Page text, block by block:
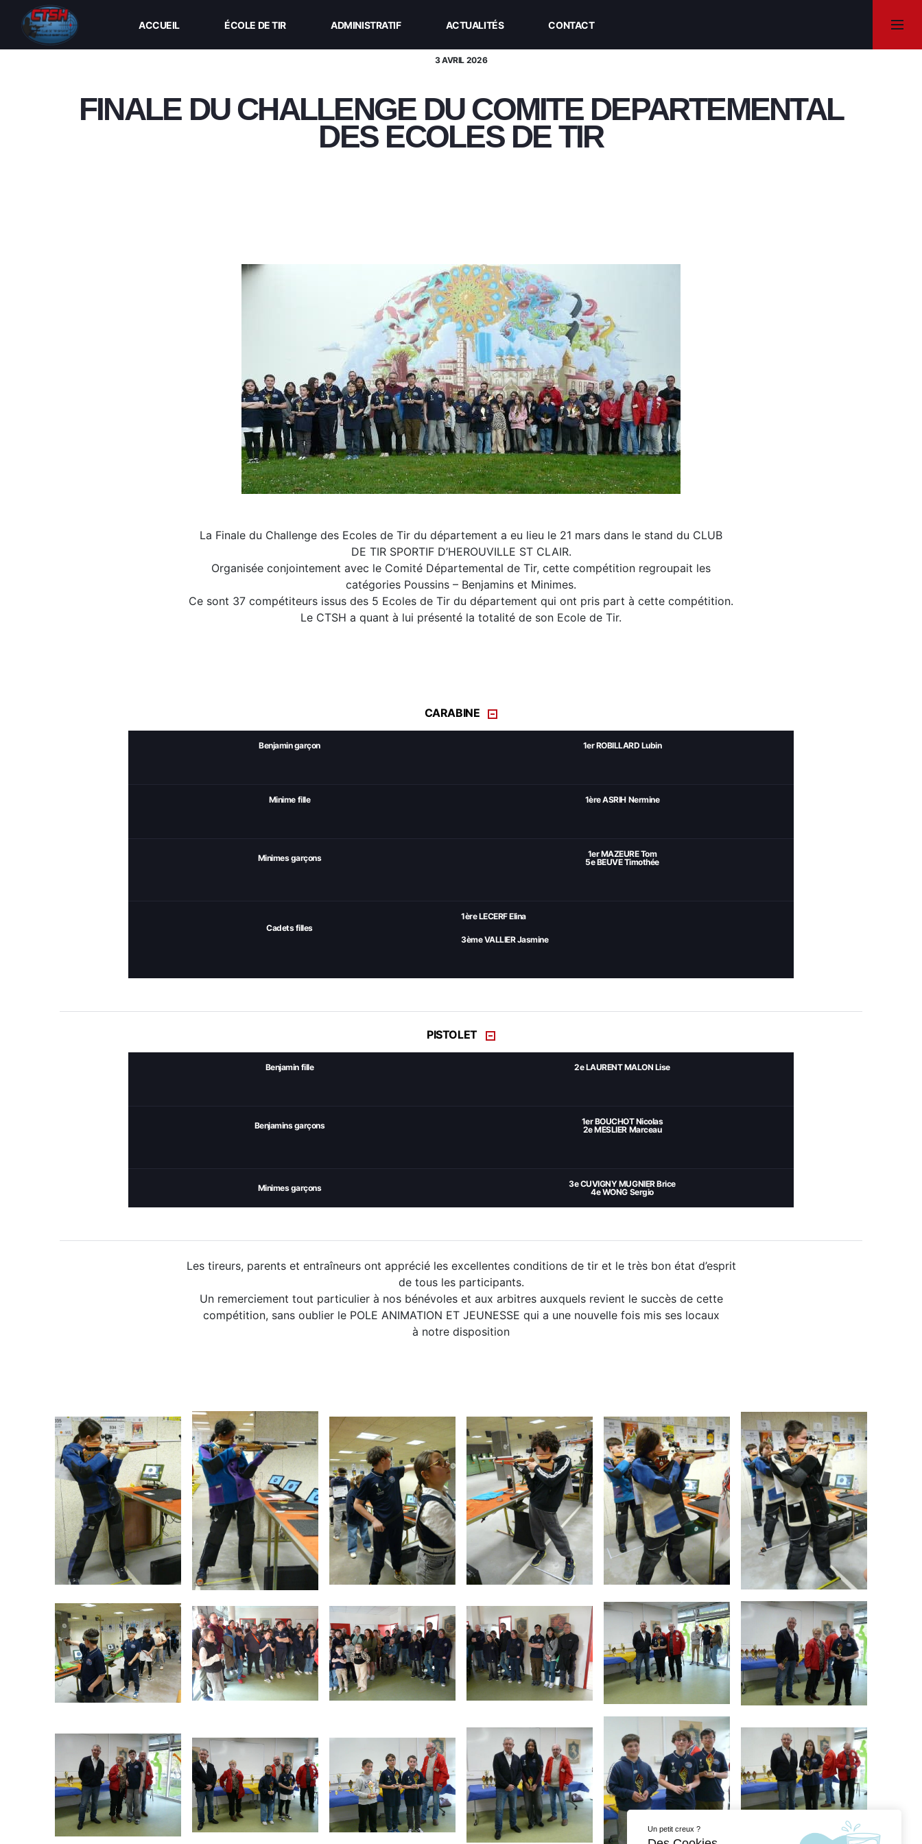
ACCUEIL ÉCOLE DE TIR ADMINISTRATIF ACTUALITÉS CONTACT
3 AVRIL 2026
FINALE DU CHALLENGE DU COMITE DEPARTEMENTAL
DES ECOLES DE TIR
La Finale du Challenge des Ecoles de Tir du département a eu lieu le 21 mars dans le stand du CLUB
DE TIR SPORTIF D’HEROUVILLE ST CLAIR.
Organisée conjointement avec le Comité Départemental de Tir, cette compétition regroupait les
catégories Poussins – Benjamins et Minimes.
Ce sont 37 compétiteurs issus des 5 Ecoles de Tir du département qui ont pris part à cette compétition.
Le CTSH a quant à lui présenté la totalité de son Ecole de Tir.
CARABINE
Benjamin garçon 1er ROBILLARD Lubin
Minime fille 1ère ASRIH Nermine
Minimes garçons
1er MAZEURE Tom
5e BEUVE Timothée
Cadets filles
1ère LECERF Elina
3ème VALLIER Jasmine
PISTOLET
Benjamin fille 2e LAURENT MALON Lise
Benjamins garçons
1er BOUCHOT Nicolas
2e MESLIER Marceau
Minimes garçons
3e CUVIGNY MUGNIER Brice
4e WONG Sergio
Les tireurs, parents et entraîneurs ont apprécié les excellentes conditions de tir et le très bon état d’esprit
de tous les participants.
Un remerciement tout particulier à nos bénévoles et aux arbitres auxquels revient le succès de cette
compétition, sans oublier le POLE ANIMATION ET JEUNESSE qui a une nouvelle fois mis ses locaux
à notre disposition
Un petit creux ?